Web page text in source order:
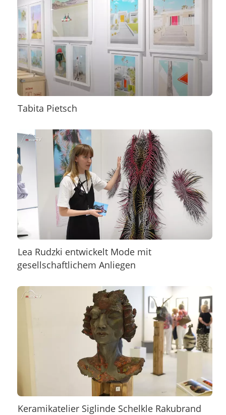
Tabita Pietsch
Lea Rudzki entwickelt Mode mit
gesellschaftlichem Anliegen
Keramikatelier Siglinde Schelkle Rakubrand